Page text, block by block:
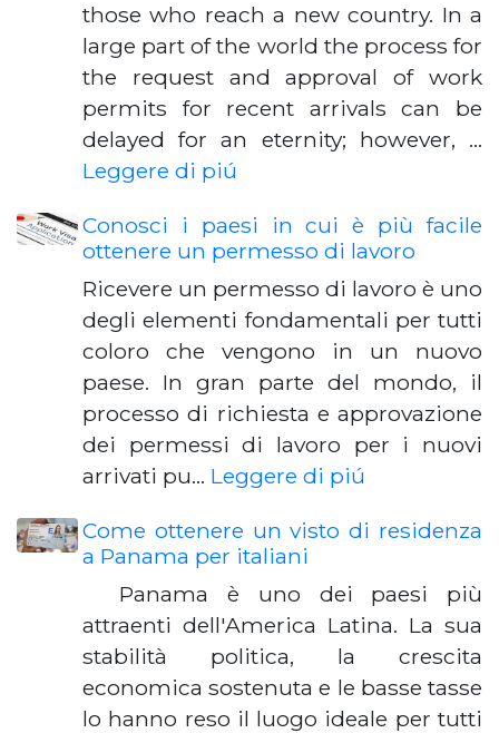
those who reach a new country. In a
large part of the world the process for
the request and approval of work
permits for recent arrivals can be
delayed for an eternity; however, …
Leggere di piú
Conosci i paesi in cui è più facile
ottenere un permesso di lavoro
Ricevere un permesso di lavoro è uno
degli elementi fondamentali per tutti
coloro che vengono in un nuovo
paese. In gran parte del mondo, il
processo di richiesta e approvazione
dei permessi di lavoro per i nuovi
arrivati ​​pu… Leggere di piú
Come ottenere un visto di residenza
a Panama per italiani
Panama è uno dei paesi più
attraenti dell'America Latina. La sua
stabilità politica, la crescita
economica sostenuta e le basse tasse
lo hanno reso il luogo ideale per tutti